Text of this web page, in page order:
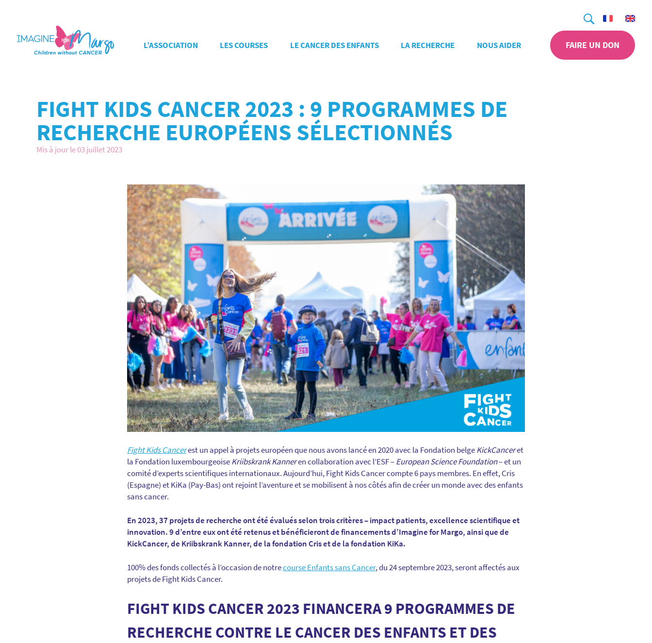
Recherche
L’ASSOCIATION LES COURSES LE CANCER DES ENFANTS LA RECHERCHE NOUS AIDER FAIRE UN DON
FIGHT KIDS CANCER 2023 : 9 PROGRAMMES DE
RECHERCHE EUROPÉENS SÉLECTIONNÉS
Mis à jour le 03 juillet 2023
Fight Kids Cancerest un appel à projets européen que nous avons lancé en 2020 avec la Fondation belgeKickCanceret
la Fondation luxembourgeoiseKriibskrank Kanneren collaboration avec l’ESF –European Science Foundation– et un
comité d’experts scientifiques internationaux. Aujourd’hui, Fight Kids Cancer compte 6 pays membres. En effet, Cris
(Espagne) et KiKa (Pay-Bas) ont rejoint l’aventure et se mobilisent à nos côtés afin de créer un monde avec des enfants
sans cancer.
En 2023, 37 projets de recherche ont été évalués selon trois critères – impact patients, excellence scientifique et
innovation. 9 d’entre eux ont été retenus et bénéficieront de financements d’Imagine for Margo, ainsi que de
KickCancer, de Kriibskrank Kanner, de la fondation Cris et de la fondation KiKa.
100% des fonds collectés à l’occasion de notrecourse Enfants sans Cancer, du 24 septembre 2023, seront affectés aux
projets de Fight Kids Cancer.
FIGHT KIDS CANCER 2023 FINANCERA 9 PROGRAMMES DE
RECHERCHE CONTRE LE CANCER DES ENFANTS ET DES